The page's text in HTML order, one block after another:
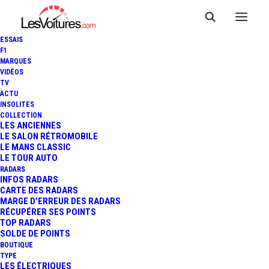
ESSAIS
F1
MARQUES
VIDÉOS
TV
ACTU
INSOLITES
COLLECTION
LES ANCIENNES
LE SALON RÉTROMOBILE
LE MANS CLASSIC
LE TOUR AUTO
RADARS
INFOS RADARS
CARTE DES RADARS
MARGE D’ERREUR DES RADARS
RÉCUPÉRER SES POINTS
TOP RADARS
SOLDE DE POINTS
BOUTIQUE
TYPE
LES ÉLECTRIQUES